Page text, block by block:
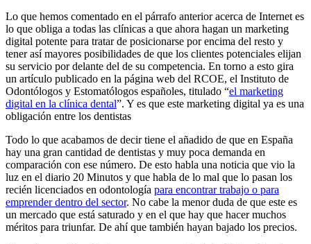
Lo que hemos comentado en el párrafo anterior acerca de Internet es
lo que obliga a todas las clínicas a que ahora hagan un marketing
digital potente para tratar de posicionarse por encima del resto y
tener así mayores posibilidades de que los clientes potenciales elijan
su servicio por delante del de su competencia. En torno a esto gira
un artículo publicado en la página web del RCOE, el Instituto de
Odontólogos y Estomatólogos españoles, titulado “el marketing
digital en la clínica dental”. Y es que este marketing digital ya es una
obligación entre los dentistas
Todo lo que acabamos de decir tiene el añadido de que en España
hay una gran cantidad de dentistas y muy poca demanda en
comparación con ese número. De esto habla una noticia que vio la
luz en el diario 20 Minutos y que habla de lo mal que lo pasan los
recién licenciados en odontología para encontrar trabajo o para
emprender dentro del sector. No cabe la menor duda de que este es
un mercado que está saturado y en el que hay que hacer muchos
méritos para triunfar. De ahí que también hayan bajado los precios.